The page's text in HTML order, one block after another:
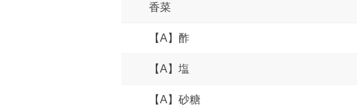
香菜
【A】酢
【A】塩
【A】砂糖